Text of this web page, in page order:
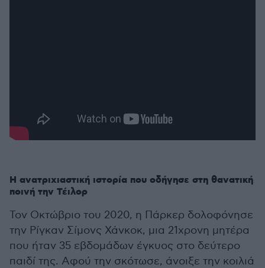
Η ανατριχιαστική ιστορία που οδήγησε στη θανατική
ποινή την Τέιλορ
Τον Οκτώβριο του 2020, η Πάρκερ δολοφόνησε
την Ρίγκαν Σίμονς Χάνκοκ, μια 21χρονη μητέρα
που ήταν 35 εβδομάδων έγκυος στο δεύτερο
παιδί της. Αφού την σκότωσε, άνοιξε την κοιλιά